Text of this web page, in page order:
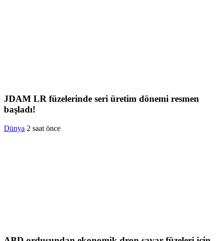
JDAM LR füzelerinde seri üretim dönemi resmen
başladı!
Dünya 2 saat önce